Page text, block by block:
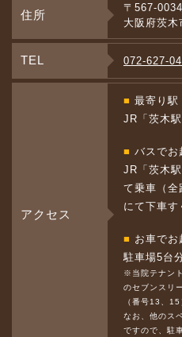
住所
〒567-0034
大阪府茨
TEL 072-627-
アクセス
■ 最寄り駅
JR「茨木
■ バスでお
JR「茨木
て乗車（全
にて下車す
■ お車でお
駐車場5台
※当院テナン
のセブンスリ
（番号13、15
なお、他のス
ですので、駐